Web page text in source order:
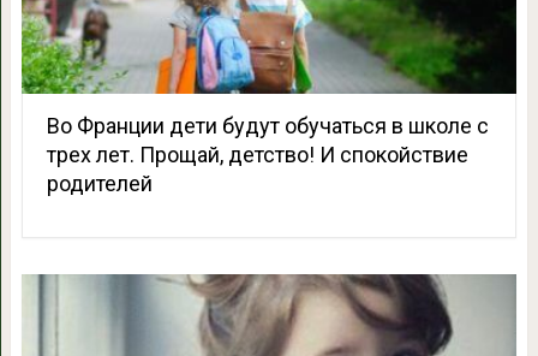
Во Франции дети будут обучаться в школе с
трех лет. Прощай, детство! И спокойствие
родителей